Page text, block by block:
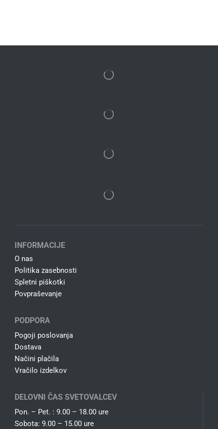
INFORMACIJE
O nas
Politika zasebnosti
Spletni piškotki
Povpraševanje
PODPORA
Pogoji poslovanja
Dostava
Načini plačila
Vračilo izdelkov
DELOVNI ČAS SVETOVALCEV
Pon. – Pet. : 9.00 – 18.00 ure
Sobota: 9.00 – 15.00 ure